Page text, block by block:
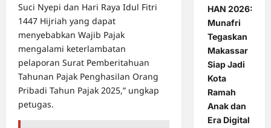
Suci Nyepi dan Hari Raya Idul Fitri
1447 Hijriah yang dapat
menyebabkan Wajib Pajak
mengalami keterlambatan
pelaporan Surat Pemberitahuan
Tahunan Pajak Penghasilan Orang
Pribadi Tahun Pajak 2025,” ungkap
petugas.
HAN 2026:
Munafri
Tegaskan
Makassar
Siap Jadi
Kota
Ramah
Anak dan
Era Digital